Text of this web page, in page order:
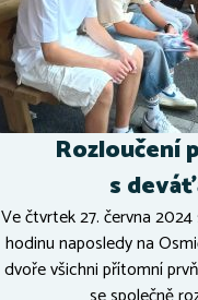
Rozloučení
s
Ve čtvrtek 27. června
hodinu naposledy na
dvoře všichni přítomní